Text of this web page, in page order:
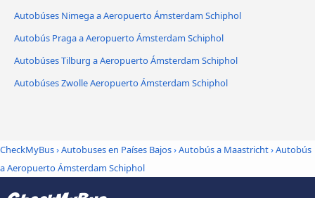
Autobúses Nimega a Aeropuerto Ámsterdam Schiphol
Autobús Praga a Aeropuerto Ámsterdam Schiphol
Autobúses Tilburg a Aeropuerto Ámsterdam Schiphol
Autobúses Zwolle Aeropuerto Ámsterdam Schiphol
CheckMyBus›Autobuses en Países Bajos›Autobús a Maastricht›Autobús
a Aeropuerto Ámsterdam Schiphol